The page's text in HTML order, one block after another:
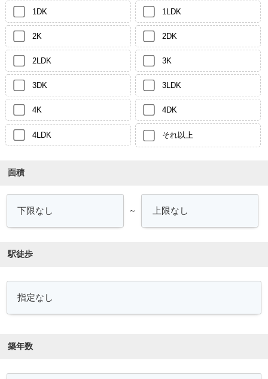
1DK 1LDK
2K 2DK
2LDK 3K
3DK 3LDK
4K 4DK
4LDK それ以上
面積
～
駅徒歩
築年数